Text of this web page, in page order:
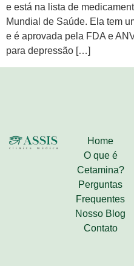
e está na lista de
Mundial de Saúde. Ela tem
e é aprovada pela FDA e
para depressão […]
Home
O que é
Cetamina?
Perguntas
Frequentes
Nosso Blog
Contato